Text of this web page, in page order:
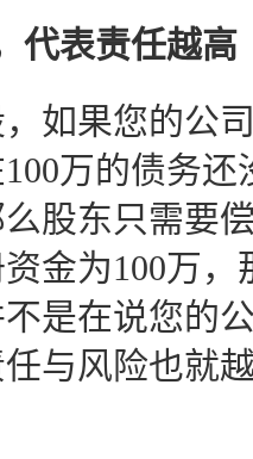
代表责任越高
如果您的公
万的债务
股东只需要
金为100万
是在说您的
与风险也就